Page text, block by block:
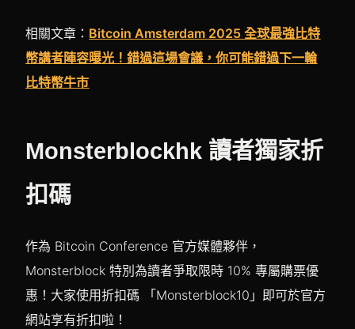
相關文章： Bitcoin Amsterdam 2025 全球最強比特
幣講者陣容曝光！錯過這場會議，你可能錯過下一輪
比特幣牛市
Monsterblockhk 讀者獨家折
扣碼
作為 Bitcoin Conference 官方媒體夥伴，
Monsterblock 特別為讀者爭取限時 10% 專屬購票優
惠！大家使用折扣碼 「Monsterblock10」即可於官方
網站享有折扣啦！